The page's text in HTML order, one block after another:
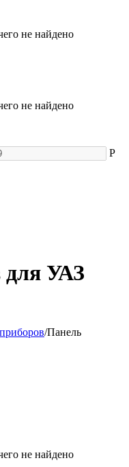
не найдено
не найдено
Р
для УАЗ
/Панель
не найдено